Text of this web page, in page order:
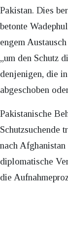
Pakistan. Dies
betonte
engem
„um den Schutz
denjenigen, die
abgeschoben
Pakistanische
Schutzsuchende
nach
diplomatische
die